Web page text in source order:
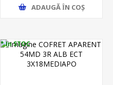
ADAUGĂ ȊN COŞ
* In STOC